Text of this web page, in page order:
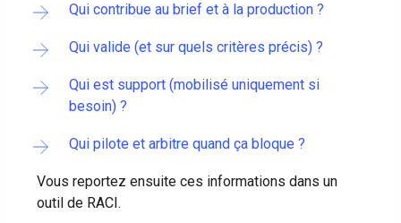
Qui contribue au brief et à la production ?
Qui valide (et sur quels critères précis) ?
Qui est support (mobilisé uniquement si
besoin) ?
Qui pilote et arbitre quand ça bloque ?
Vous reportez ensuite ces informations dans un
outil de RACI.